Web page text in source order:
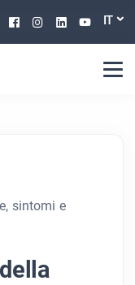
Facebook
Instagram
Linkedin
IT
sintomi e